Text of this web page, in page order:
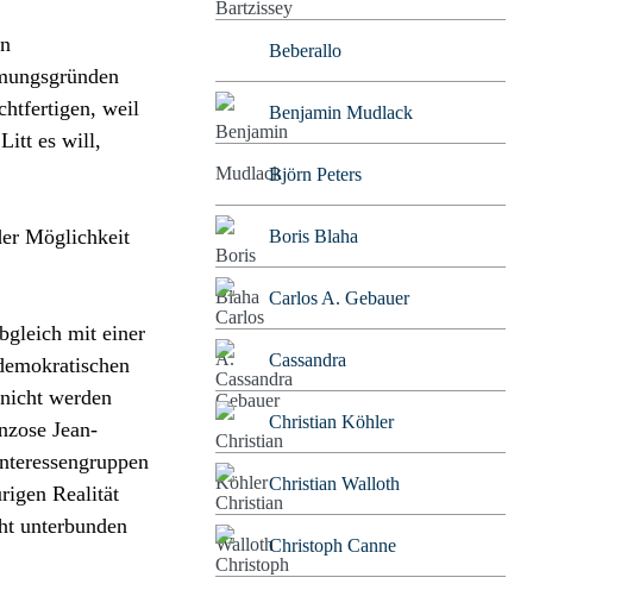
weil
Litt es will,
Möglichkeit
mit einer
werden
Jean-
Realität
unterbunden
Beberallo
Benjamin Mudlack
Björn Peters
Boris Blaha
Carlos A. Gebauer
Cassandra
Christian Köhler
Christian Walloth
Christoph Canne